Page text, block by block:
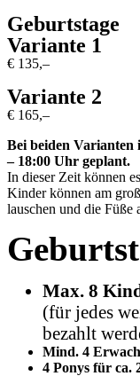
Geburtstage
Variante 1
€ 135,–
Variante 2
€ 165,–
Bei beiden Varianten
– 18:00 Uhr geplant.
In dieser Zeit können
Kinder können am
lauschen und die Füße
Max. 8
(für jedes
bezahlt
Mind. 4
4 Ponys für ca.